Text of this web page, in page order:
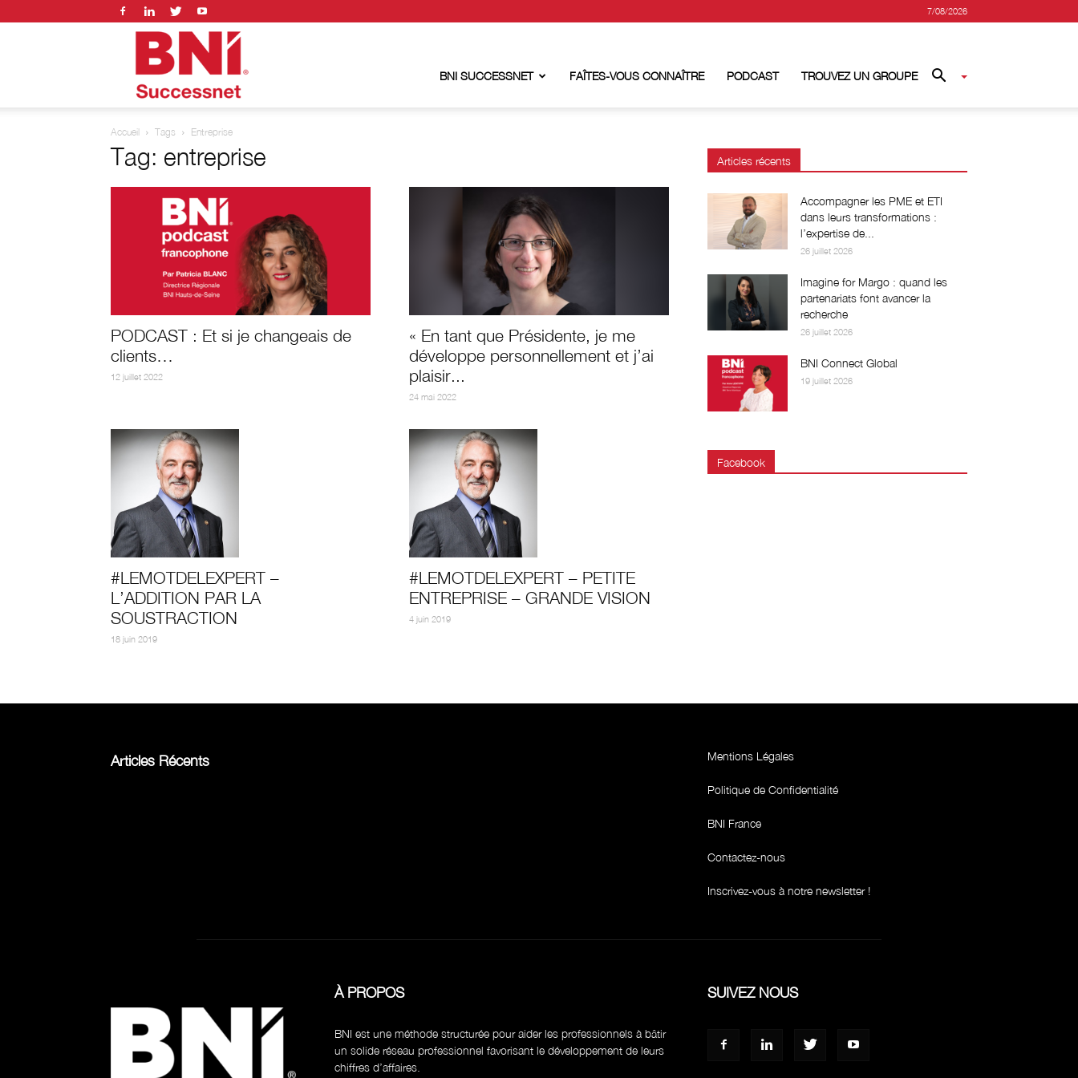
7/08/2026
BNI SUCCESSNET FAÎTES-VOUS CONNAÎTRE PODCAST TROUVEZ UN GROUPE
Accueil Tags Entreprise
Tag: entreprise
PODCAST : Et si je changeais de
clients…
12 juillet 2022
« En tant que Présidente, je me
développe personnellement et j’ai
plaisir...
24 mai 2022
#LEMOTDELEXPERT –
L’ADDITION PAR LA
SOUSTRACTION
18 juin 2019
#LEMOTDELEXPERT – PETITE
ENTREPRISE – GRANDE VISION
4 juin 2019
Articles récents
Accompagner les PME et ETI
dans leurs transformations :
l’expertise de...
26 juillet 2026
Imagine for Margo : quand les
partenariats font avancer la
recherche
26 juillet 2026
BNI Connect Global
19 juillet 2026
Facebook
Articles Récents Mentions Légales
Politique de Confidentialité
BNI France
Contactez-nous
Inscrivez-vous à notre newsletter !
À PROPOS
BNI est une méthode structurée pour aider les professionnels à bâtir
un solide réseau professionnel favorisant le développement de leurs
chiffres d’affaires.
SUIVEZ NOUS